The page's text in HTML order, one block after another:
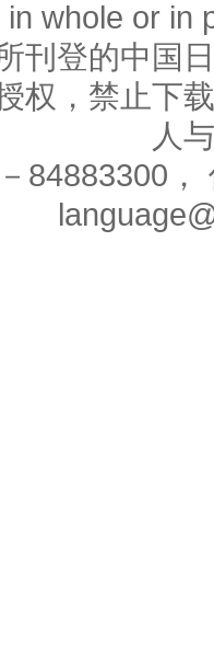
whole or in
刊登的中国
权，禁止下
人
84883300